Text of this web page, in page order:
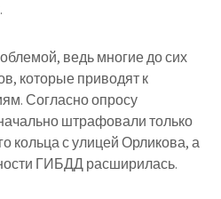
ведь многие до сих
которые приводят к
Согласно опросу
штрафовали только
кольца с улицей Орликова, а
ГИБДД расширилась.